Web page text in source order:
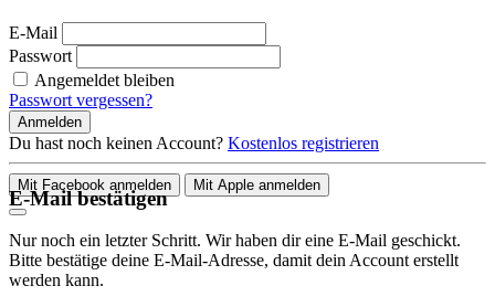
E-Mail
Passwort
Angemeldet bleiben
Passwort vergessen?
Anmelden
Du hast noch keinen Account? Kostenlos registrieren
Mit Facebook anmelden Mit Apple anmelden
E-Mail bestätigen
Nur noch ein letzter Schritt. Wir haben dir eine E-Mail geschickt.
Bitte bestätige deine E-Mail-Adresse, damit dein Account erstellt
werden kann.